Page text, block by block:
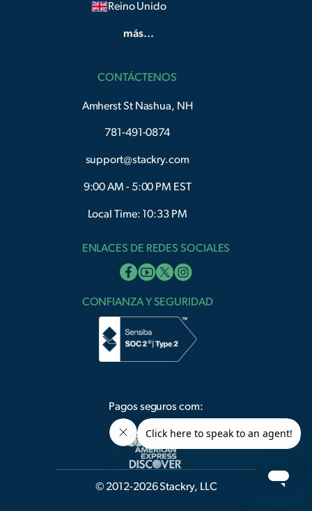
Reino Unido
más...
CONTÁCTENOS
Amherst St Nashua, NH
781-491-0874
support@stackry.com
9:00 AM - 5:00 PM EST
Local Time: 10:33 PM
ENLACES DE REDES SOCIALES
CONFIANZA Y SEGURIDAD
Pagos seguros com:
© 2012-2026 Stackry, LLC